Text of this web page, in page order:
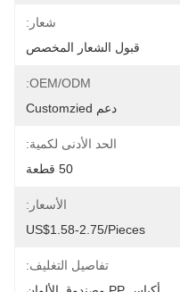
شعار:
قبول الشعار المخصص
OEM/ODM:
دعم Customzied
الحد الأدنى لكمية:
50 قطعة
الأسعار:
US$1.58-2.75/pieces
تفاصيل التغليف: